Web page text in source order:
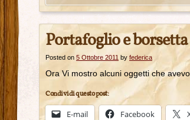
Portafoglio e
Posted on 5 Ottobre 2011 by federica
Ora Vi mostro alcuni oggetti che
Condividi questo post:
E-mail Facebook